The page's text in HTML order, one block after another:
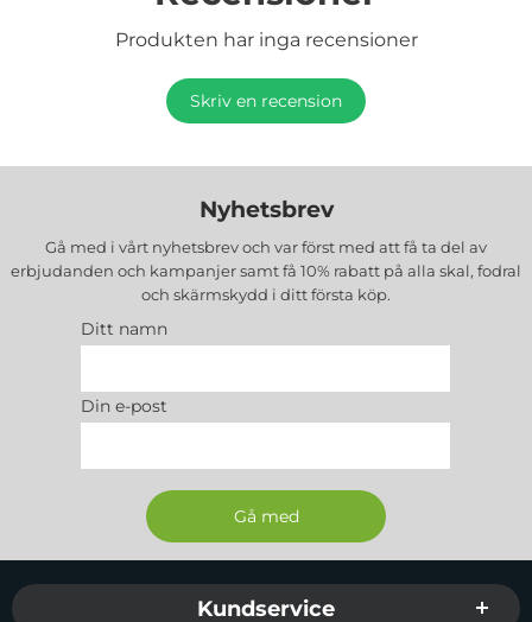
Produkten har inga recensioner
Skriv en recension
Nyhetsbrev
Gå med i vårt nyhetsbrev och var först med att få ta del av
erbjudanden och kampanjer samt få 10% rabatt på alla skal, fodral
och skärmskydd i ditt första köp.
Ditt namn
Din e-post
Sidfot Blandad info och länkar
Kundservice